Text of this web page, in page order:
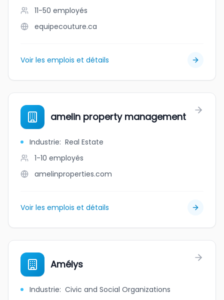
11-50 employés
equipecouture.ca
Voir les emplois et détails
amelin property management
Industrie: Real Estate
1-10 employés
amelinproperties.com
Voir les emplois et détails
Amélys
Industrie: Civic and Social Organizations